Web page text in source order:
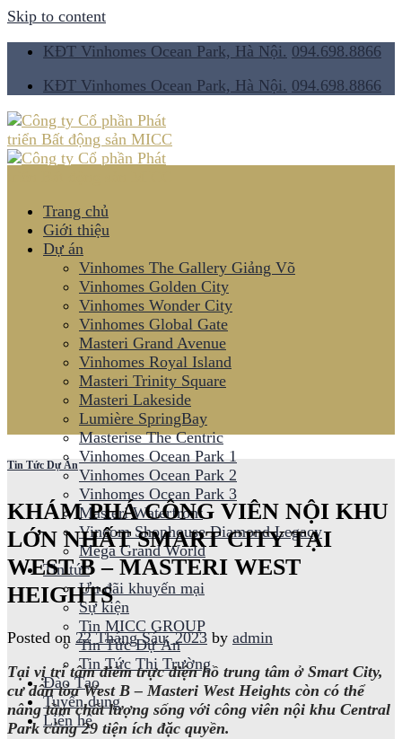
Skip to content
KĐT Vinhomes Ocean Park, Hà Nội. 094.698.8866
KĐT Vinhomes Ocean Park, Hà Nội. 094.698.8866
Trang chủ
Giới thiệu
Dự án
Vinhomes The Gallery Giảng Võ
Vinhomes Golden City
Vinhomes Wonder City
Vinhomes Global Gate
Masteri Grand Avenue
Vinhomes Royal Island
Masteri Trinity Square
Masteri Lakeside
Lumière SpringBay
Masterise The Centric
Vinhomes Ocean Park 1
Vinhomes Ocean Park 2
Vinhomes Ocean Park 3
Masteri Waterfront
Vincom Shophouse Diamond Legacy
Mega Grand World
Tin tức
Ưu đãi khuyến mại
Sự kiện
Tin MICC GROUP
Tin Tức Dự Án
Tin Tức Thị Trường
Đào Tạo
Tuyển dụng
Liên hệ
Tin Tức Dự Án
KHÁM PHÁ CÔNG VIÊN NỘI KHU
LỚN NHẤT SMART CITY TẠI
WEST B – MASTERI WEST
HEIGHTS
Posted on 22 Tháng Sáu, 2023 by admin
Tại vị trí tâm điểm trực diện hồ trung tâm ở Smart City,
cư dân tòa West B – Masteri West Heights còn có thể
nâng tầm chất lượng sống với công viên nội khu Central
Park cùng 29 tiện ích đặc quyền.